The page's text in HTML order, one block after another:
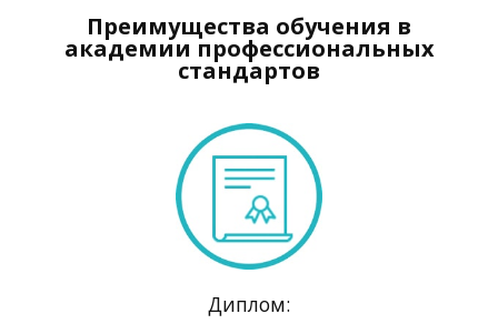
Преимущества обучения в
академии профессиональных
стандартов
Диплом: